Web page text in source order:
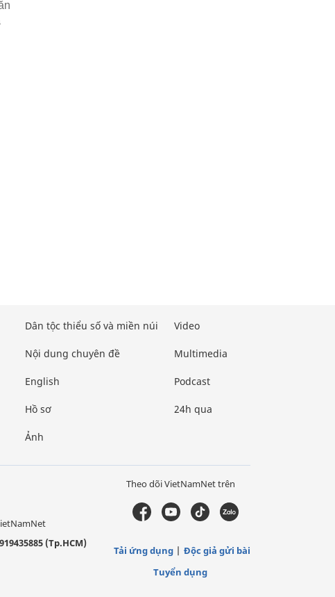
Dân tộc thiểu số và miền núi
Nội dung chuyên đề
English
Hồ sơ
Ảnh
Video
Multimedia
Podcast
24h qua
(Tp.HCM)
Theo dõi VietNamNet trên
Tải ứng dụng
Độc giả gửi bài
Tuyển dụng